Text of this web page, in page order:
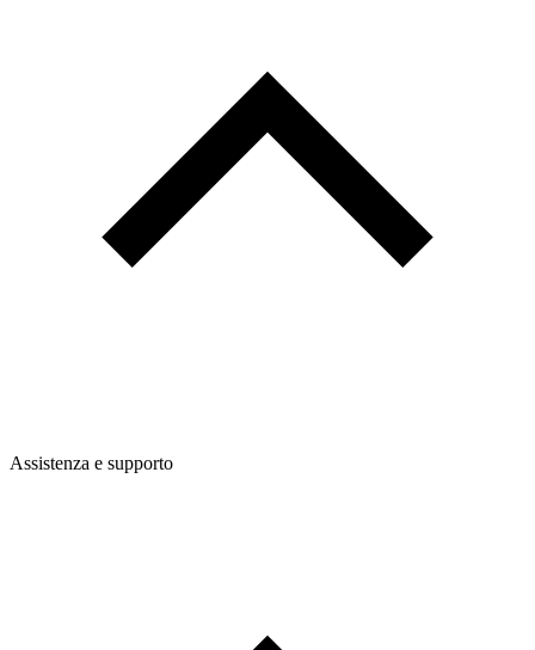
Assistenza e supporto